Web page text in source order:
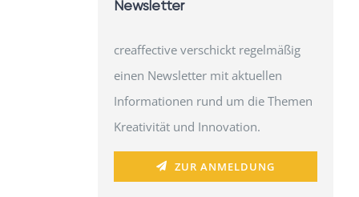
Newsletter
creaffective verschickt regelmäßig
einen Newsletter mit aktuellen
Informationen rund um die Themen
Kreativität und Innovation.
ZUR ANMELDUNG